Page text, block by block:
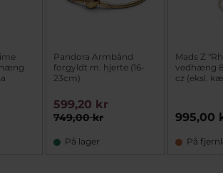
Pandora Armbånd
forgyldt m. hjerte (16-
23cm)
749,00 kr
599,20 kr
På lager
Mads Z
vedhæng
cz (eksl.
995,00
På